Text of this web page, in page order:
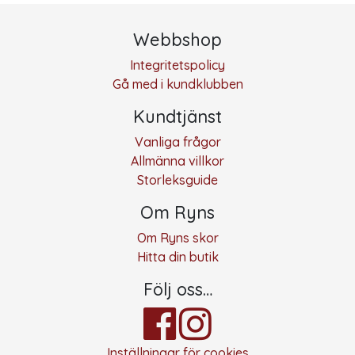
Webbshop
Integritetspolicy
Gå med i kundklubben
Kundtjänst
Vanliga frågor
Allmänna villkor
Storleksguide
Om Ryns
Om Ryns skor
Hitta din butik
Följ oss…